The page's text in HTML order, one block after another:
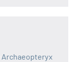
Archaeopteryx